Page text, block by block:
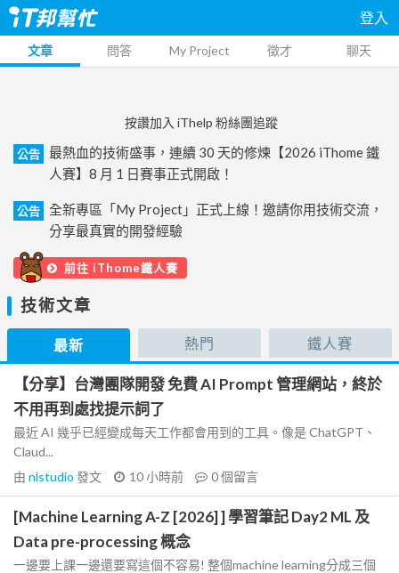
登入
文章 問答 My Project 徵才 聊天
按讚加入 iThelp 粉絲團追蹤
公告
最熱血的技術盛事，連續 30 天的修煉【2026 iThome 鐵
人賽】8 月 1 日賽事正式開啟！
公告
全新專區「My Project」正式上線！邀請你用技術交流，
分享最真實的開發經驗
前往 iThome鐵人賽
技術文章
最新 熱門 鐵人賽
【分享】台灣團隊開發 免費 AI Prompt 管理網站，終於
不用再到處找提示詞了
最近 AI 幾乎已經變成每天工作都會用到的工具。像是 ChatGPT、
Claud...
由 nlstudio 發文 10 小時前 0個留言
[Machine Learning A-Z [2026] ] 學習筆記 Day2 ML 及
Data pre-processing 概念
一邊要上課一邊還要寫這個不容易! 整個machine learning分成三個